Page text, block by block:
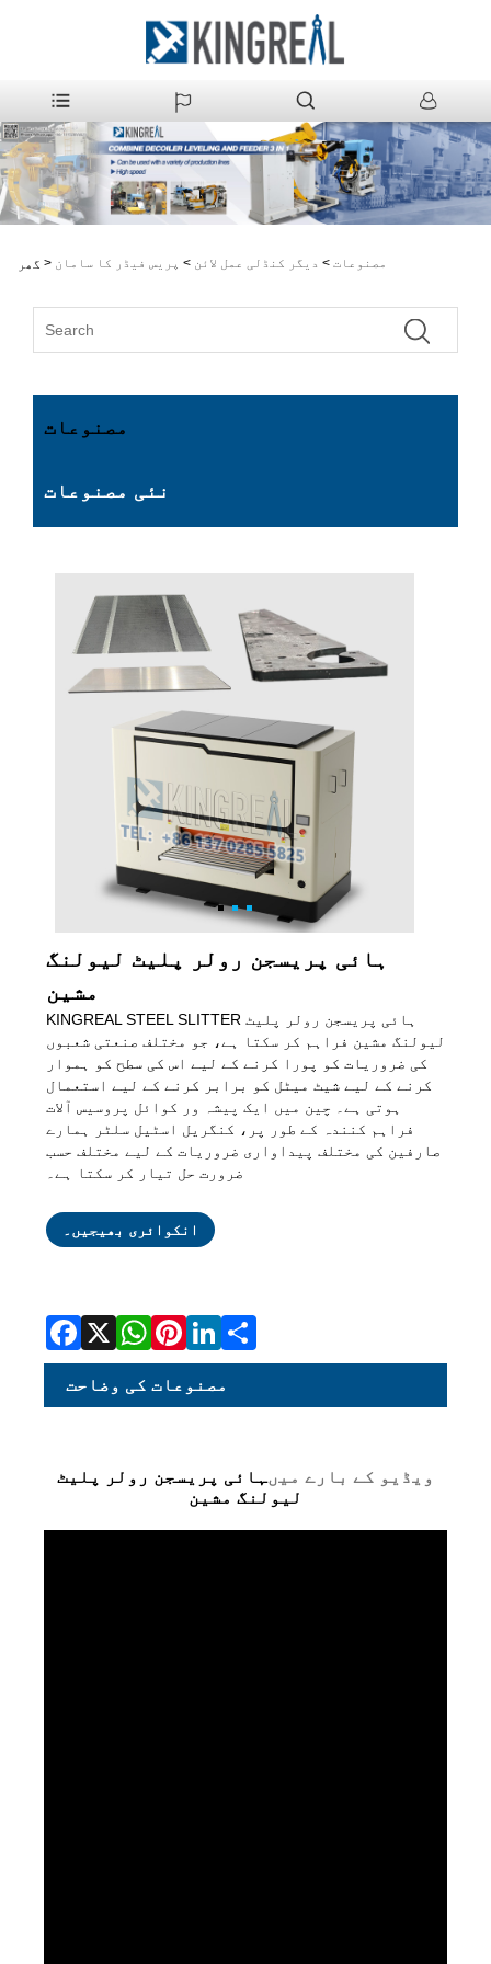
گھر > مصنوعات > دیگر کنڈلی عمل لائن > پریس فیڈر کا سامان
مصنوعات
نئی مصنوعات
ہائی پریسجن رولر پلیٹ لیولنگ
مشین
KINGREAL STEEL SLITTER ہائی پریسجن رولر پلیٹ
لیولنگ مشین فراہم کر سکتا ہے، جو مختلف صنعتی شعبوں
کی ضروریات کو پورا کرنے کے لیے اس کی سطح کو ہموار
کرنے کے لیے شیٹ میٹل کو برابر کرنے کے لیے استعمال
ہوتی ہے۔ چین میں ایک پیشہ ور کوائل پروسیس آلات
فراہم کنندہ کے طور پر، کنگریل اسٹیل سلٹر ہمارے
صارفین کی مختلف پیداواری ضروریات کے لیے مختلف حسب
ضرورت حل تیار کر سکتا ہے۔
انکوائری بھیجیں۔
مصنوعات کی وضاحت
ویڈیو کے بارے میںہائی پریسجن رولر پلیٹ
لیولنگ مشین